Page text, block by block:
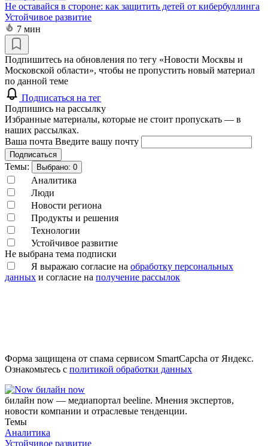
Не оставайся в стороне: как защитить детей от кибербуллинга
Устойчивое развитие
7 мин
Подпишитесь на обновления по тегу «Новости Москвы и
Московской области», чтобы не пропустить новый материал
по данной теме
Подписаться на тег
Подпишись на рассылку
Избранные материалы, которые не стоит пропускать — в
наших рассылках.
Ваша почта Введите вашу почту
Подписаться
Темы: Выбрано: 0
Аналитика
Люди
Новости региона
Продукты и решения
Технологии
Устойчивое развитие
Не выбрана тема подписки
Я выражаю согласие на обработку персональных
данных и согласие на получение рассылок
Форма защищена от спама сервисом SmartCapcha от Яндекс.
Ознакомьтесь с политикой обработки данных
билайн now
билайн now — медиапортал beeline. Мнения экспертов,
новости компании и отраслевые тенденции.
Темы
Аналитика
Устойчивое развитие